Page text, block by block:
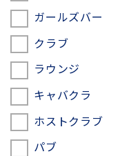
ガールズバー
クラブ
ラウンジ
キャバクラ
ホストクラブ
パブ